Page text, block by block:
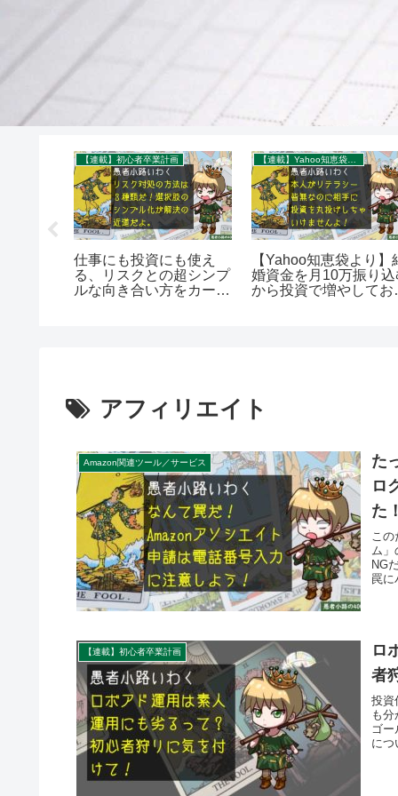
【連載】初心者卒業計画
仕事にも投資にも使え
る、リスクとの超シンプ
ルな向き合い方をカード
【連載】Yahoo知恵袋：秀逸質問＆回答録
【Yahoo知恵袋より】
婚資金を月10万振り込
から投資で増やしてお
アフィリエイト
Amazon関連ツール／サービス
た
ロ
た
こ
ム
NG
罠に
【連載】初心者卒業計画
ロ
者
投資
も
ゴー
につ